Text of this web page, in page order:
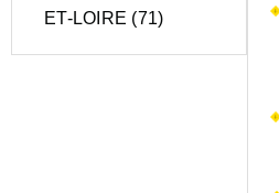
ET-LOIRE (71)